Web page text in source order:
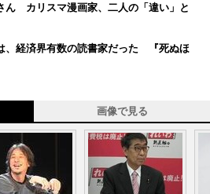
ん カリスマ漫画家、二人の「違い」と
、経済界有数の読書家だった 『死ぬほ
画像で見る